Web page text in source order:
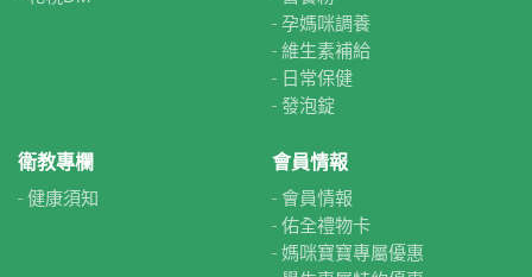
孕媽咪調養
維生素補給
日常保健
發泡錠
衛教專欄
健康須知
會員情報
會員情報
佑全禮物卡
媽咪寶寶專屬優惠